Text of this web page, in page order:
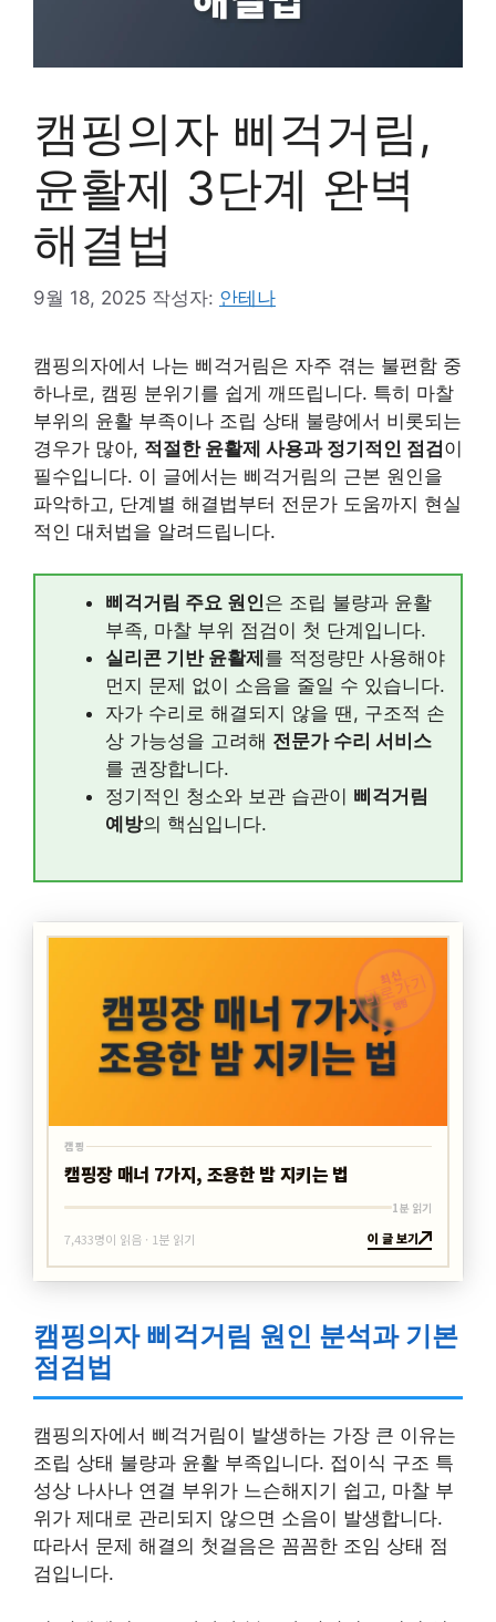
캠핑의자 삐걱거림,
윤활제 3단계 완벽
해결법
9월 18, 2025 작성자: 안테나
캠핑의자에서 나는 삐걱거림은 자주 겪는 불편함 중
하나로, 캠핑 분위기를 쉽게 깨뜨립니다. 특히 마찰
부위의 윤활 부족이나 조립 상태 불량에서 비롯되는
경우가 많아, 적절한 윤활제 사용과 정기적인 점검이
필수입니다. 이 글에서는 삐걱거림의 근본 원인을
파악하고, 단계별 해결법부터 전문가 도움까지 현실
적인 대처법을 알려드립니다.
삐걱거림 주요 원인은 조립 불량과 윤활
부족, 마찰 부위 점검이 첫 단계입니다.
실리콘 기반 윤활제 를 적정량만 사용해야
먼지 문제 없이 소음을 줄일 수 있습니다.
자가 수리로 해결되지 않을 땐, 구조적 손
상 가능성을 고려해 전문가 수리 서비스
를 권장합니다.
정기적인 청소와 보관 습관이 삐걱거림
예방의 핵심입니다.
최신
바로가기
캠핑
캠핑
캠핑장 매너 7가지, 조용한 밤 지키는 법
1분 읽기
7,433명이 읽음 · 1분 읽기 이 글 보기
캠핑의자 삐걱거림 원인 분석과 기본
점검법
캠핑의자에서 삐걱거림이 발생하는 가장 큰 이유는
조립 상태 불량과 윤활 부족입니다. 접이식 구조 특
성상 나사나 연결 부위가 느슨해지기 쉽고, 마찰 부
위가 제대로 관리되지 않으면 소음이 발생합니다.
따라서 문제 해결의 첫걸음은 꼼꼼한 조임 상태 점
검입니다.